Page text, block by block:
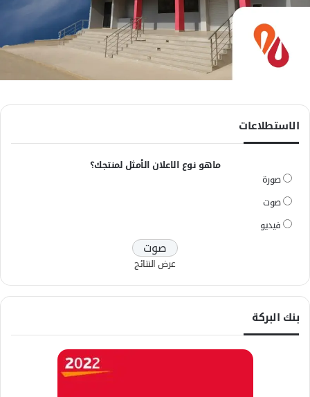
الاستطلاعات
ماهو نوع الاعلان الأمثل لمنتجك؟
صورة
صوت
فيديو
عرض النتائج
بنك البركة